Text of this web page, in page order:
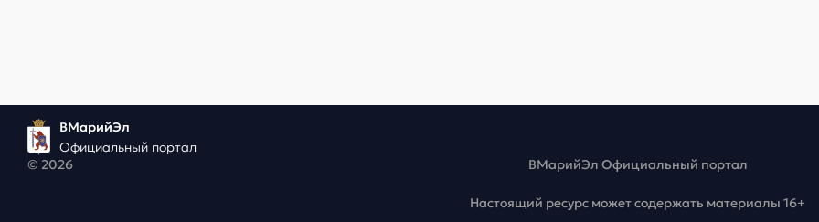
ВМарийЭл
Официальный портал
© 2026
ВМарийЭл Официальный портал
Настоящий ресурс может содержать материалы 16+